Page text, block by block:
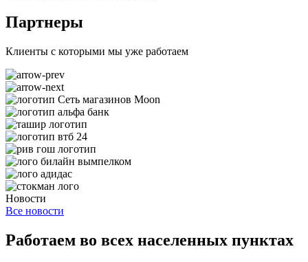
Партнеры
Клиенты с которыми мы уже работаем
Новости
Все новости
Работаем во всех населенных пунктах